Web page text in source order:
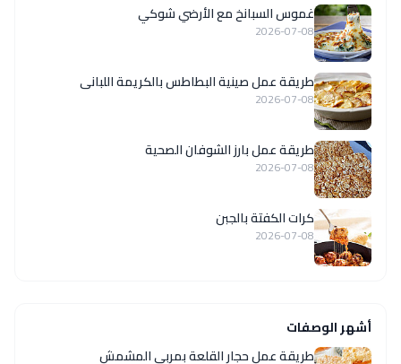
غموس السبانخ مع الأرضي شوكي
2026-07-08
طريقة عمل صينية البطاطس بالكريمة اللبانى
2026-07-08
طريقة عمل بارز الشوفان الصحية
2026-07-08
كرات الكفتة بالجبن
2026-07-08
أشهر الوصفات
طريقة عمل حجار القلعة بمربى المشمش